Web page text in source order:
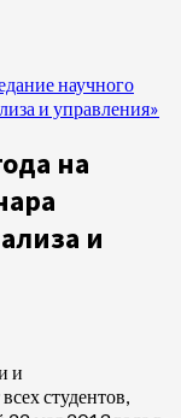
научного
и управления»
на
и
и
студентов,